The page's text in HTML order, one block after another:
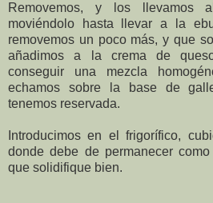
Removemos, y los llevamos
moviéndolo hasta llevar a la
removemos un poco más, y que
añadimos a la crema de
conseguir una mezcla
echamos sobre la base de
tenemos reservada.
Introducimos en el frigorífico,
donde debe de permanecer
que solidifique bien.